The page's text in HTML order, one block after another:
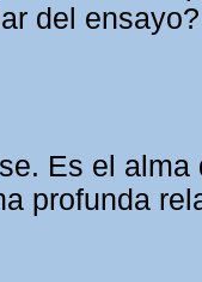
del ensayo?
Es el alma
profunda